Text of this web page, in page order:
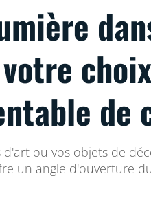
de
ou vos objets de
un angle d'ouverture